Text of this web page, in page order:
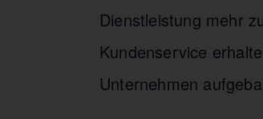
Dienstleistung mehr
Kundenservice
Unternehmen